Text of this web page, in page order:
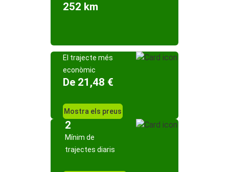
252 km
El trajecte més
econòmic
De 21,48 €
Mostra els preus
2
Mínim de
trajectes diaris